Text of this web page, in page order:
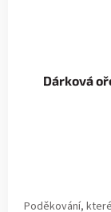
Dárková
Poděkování,